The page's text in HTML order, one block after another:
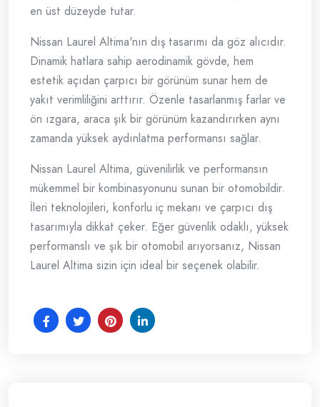
en üst düzeyde tutar.
Nissan Laurel Altima'nın dış tasarımı da göz alıcıdır.
Dinamik hatlara sahip aerodinamik gövde, hem
estetik açıdan çarpıcı bir görünüm sunar hem de
yakıt verimliliğini arttırır. Özenle tasarlanmış farlar ve
ön ızgara, araca şık bir görünüm kazandırırken aynı
zamanda yüksek aydınlatma performansı sağlar.
Nissan Laurel Altima, güvenilirlik ve performansın
mükemmel bir kombinasyonunu sunan bir otomobildir.
İleri teknolojileri, konforlu iç mekanı ve çarpıcı dış
tasarımıyla dikkat çeker. Eğer güvenlik odaklı, yüksek
performanslı ve şık bir otomobil arıyorsanız, Nissan
Laurel Altima sizin için ideal bir seçenek olabilir.